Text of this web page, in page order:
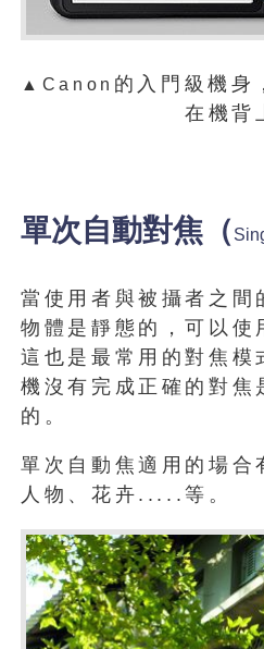
▲Canon 的入門級機身
在機背
單次自動對焦（
當使用者與被攝者之間
物體是靜態的，可以使
這也是最常用的對焦模
機沒有完成正確的對焦
的。
單次自動焦適用的場合
人物、花卉.....等。